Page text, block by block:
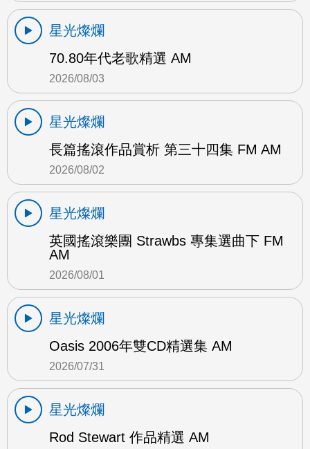
星光燦爛
70.80年代老歌精選 AM
2026/08/03
星光燦爛
長篇搖滾作品賞析 第三十四集 FM AM
2026/08/02
星光燦爛
英國搖滾樂團 Strawbs 專集選曲下 FM
AM
2026/08/01
星光燦爛
Oasis 2006年雙CD精選集 AM
2026/07/31
星光燦爛
Rod Stewart 作品精選 AM